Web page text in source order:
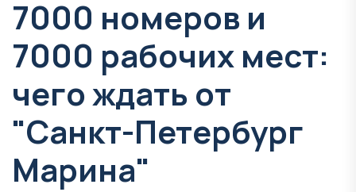
7000 номеров и
7000 рабочих мест:
чего ждать от
"Санкт-Петербург
Марина"